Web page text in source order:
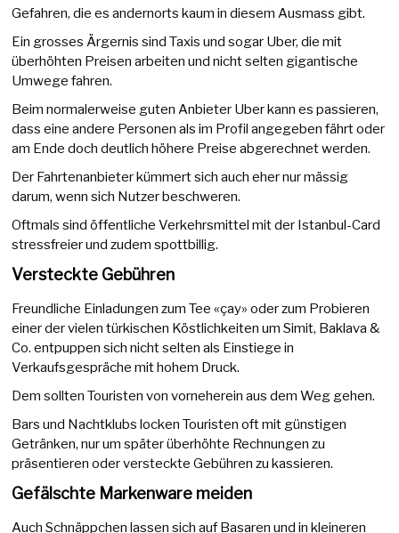
Gefahren, die es andernorts kaum in diesem Ausmass gibt.
Ein grosses Ärgernis sind Taxis und sogar Uber, die mit
überhöhten Preisen arbeiten und nicht selten gigantische
Umwege fahren.
Beim normalerweise guten Anbieter Uber kann es passieren,
dass eine andere Personen als im Profil angegeben fährt oder
am Ende doch deutlich höhere Preise abgerechnet werden.
Der Fahrtenanbieter kümmert sich auch eher nur mässig
darum, wenn sich Nutzer beschweren.
Oftmals sind öffentliche Verkehrsmittel mit der Istanbul-Card
stressfreier und zudem spottbillig.
Versteckte Gebühren
Freundliche Einladungen zum Tee «çay» oder zum Probieren
einer der vielen türkischen Köstlichkeiten um Simit, Baklava &
Co. entpuppen sich nicht selten als Einstiege in
Verkaufsgespräche mit hohem Druck.
Dem sollten Touristen von vorneherein aus dem Weg gehen.
Bars und Nachtklubs locken Touristen oft mit günstigen
Getränken, nur um später überhöhte Rechnungen zu
präsentieren oder versteckte Gebühren zu kassieren.
Gefälschte Markenware meiden
Auch Schnäppchen lassen sich auf Basaren und in kleineren